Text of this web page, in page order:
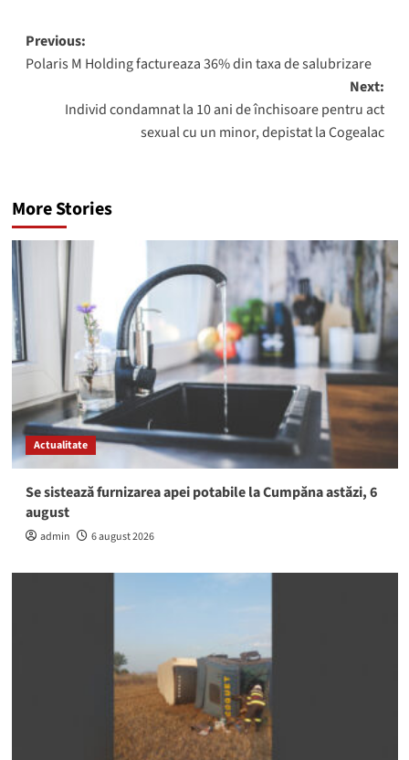
Post
navigation
Previous:
Polaris M Holding factureaza 36% din taxa de salubrizare
Next:
Individ condamnat la 10 ani de închisoare pentru act
sexual cu un minor, depistat la Cogealac
More Stories
Actualitate
Se sistează furnizarea apei potabile la Cumpăna astăzi, 6
august
admin 6 august 2026